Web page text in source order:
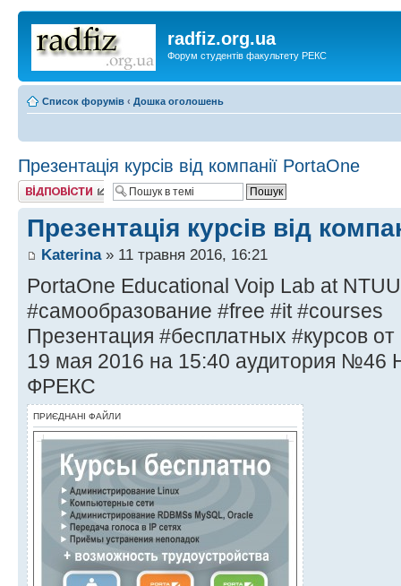
radfiz.org.ua
Форум студентів факультету РЕКС
Список форумів ‹ Дошка оголошень
Презентація курсів від компанії PortaOne
Відповісти
Презентація курсів від
Katerina» 11 травня 2016, 16:21
PortaOne Educational Voip Lab at
#самообразование #free #it #courses
Презентация #бесплатных #курсов
19 мая 2016 на 15:40 аудитория №46
ФРЕКС
ПРИЄДНАНІ ФАЙЛИ